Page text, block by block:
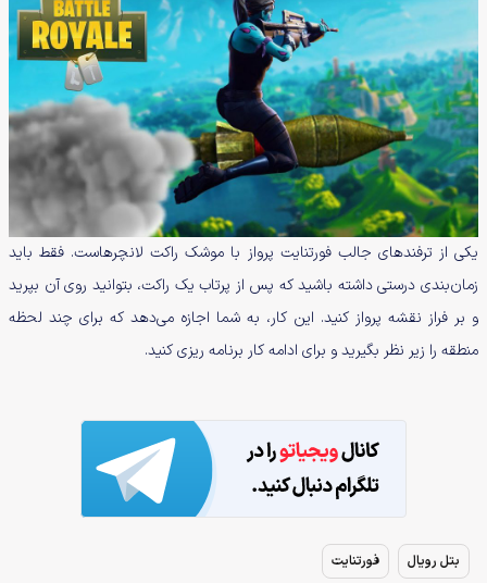
یکی از ترفندهای جالب فورتنایت پرواز با موشک راکت لانچرهاست. فقط باید
زمان‌بندی درستی داشته باشید که پس از پرتاب یک راکت، بتوانید روی آن بپرید
و بر فراز نقشه پرواز کنید. این کار، به شما اجازه می‌دهد که برای چند لحظه
منطقه را زیر نظر بگیرید و برای ادامه کار برنامه ریزی کنید.
بتل رویال فورتنایت